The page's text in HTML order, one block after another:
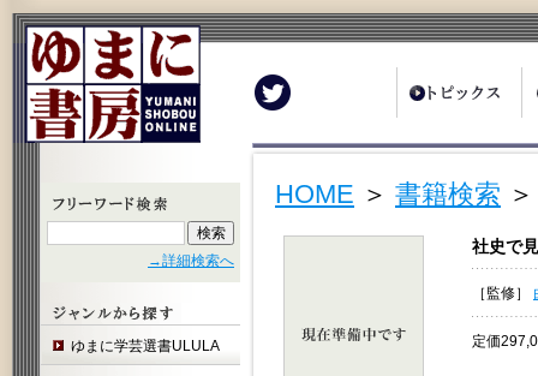
→詳細検索へ
ゆまに学芸選書ULULA
HOME ＞ 書籍検索
社史で
［監修］
定価